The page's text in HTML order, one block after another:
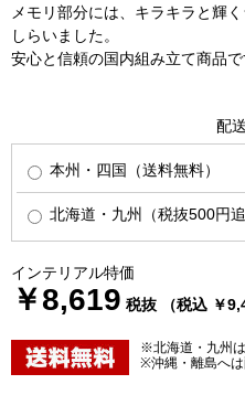
メモリ部分には、キラキラと輝
しらいました。
安心と信頼の国内組み立て商品で
配
本州・四国（送料無料）
北海道・九州（税抜500円追
インテリアル特価
￥8,619 税抜 （税込 ￥
※北海道・九州
※沖縄・離島へは